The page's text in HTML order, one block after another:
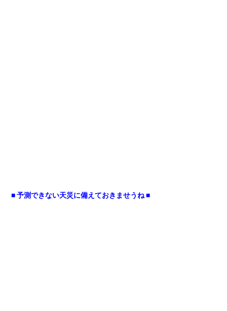
■ 予測できない天災に備えておきませうね ■